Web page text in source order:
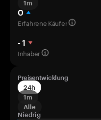
1m
0
Erfahrene Käufer
- 1
Inhaber
Preisentwicklung
24h
1m
Alle
Niedrig